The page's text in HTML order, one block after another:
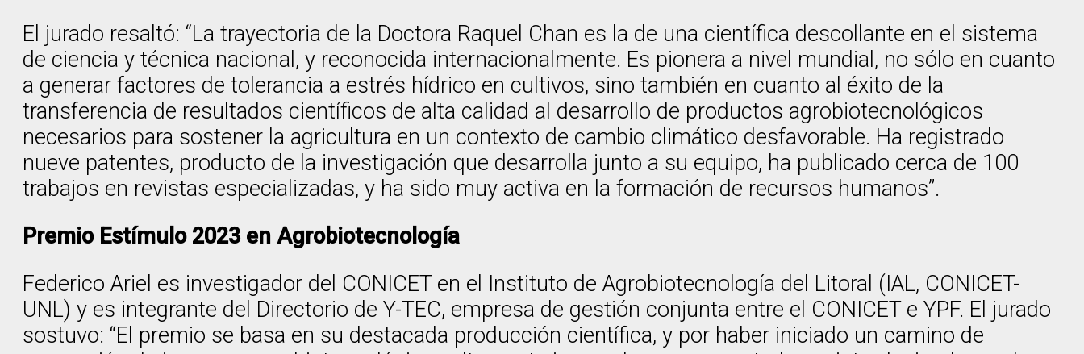
El jurado resaltó: “La trayectoria de la Doctora Raquel Chan es la de una científica descollante en el sistema
de ciencia y técnica nacional, y reconocida internacionalmente. Es pionera a nivel mundial, no sólo en cuanto
a generar factores de tolerancia a estrés hídrico en cultivos, sino también en cuanto al éxito de la
transferencia de resultados científicos de alta calidad al desarrollo de productos agrobiotecnológicos
necesarios para sostener la agricultura en un contexto de cambio climático desfavorable. Ha registrado
nueve patentes, producto de la investigación que desarrolla junto a su equipo, ha publicado cerca de 100
trabajos en revistas especializadas, y ha sido muy activa en la formación de recursos humanos”.
Premio Estímulo 2023 en Agrobiotecnología
Federico Ariel es investigador del CONICET en el Instituto de Agrobiotecnología del Litoral (IAL, CONICET-
UNL) y es integrante del Directorio de Y-TEC, empresa de gestión conjunta entre el CONICET e YPF. El jurado
sostuvo: “El premio se basa en su destacada producción científica, y por haber iniciado un camino de